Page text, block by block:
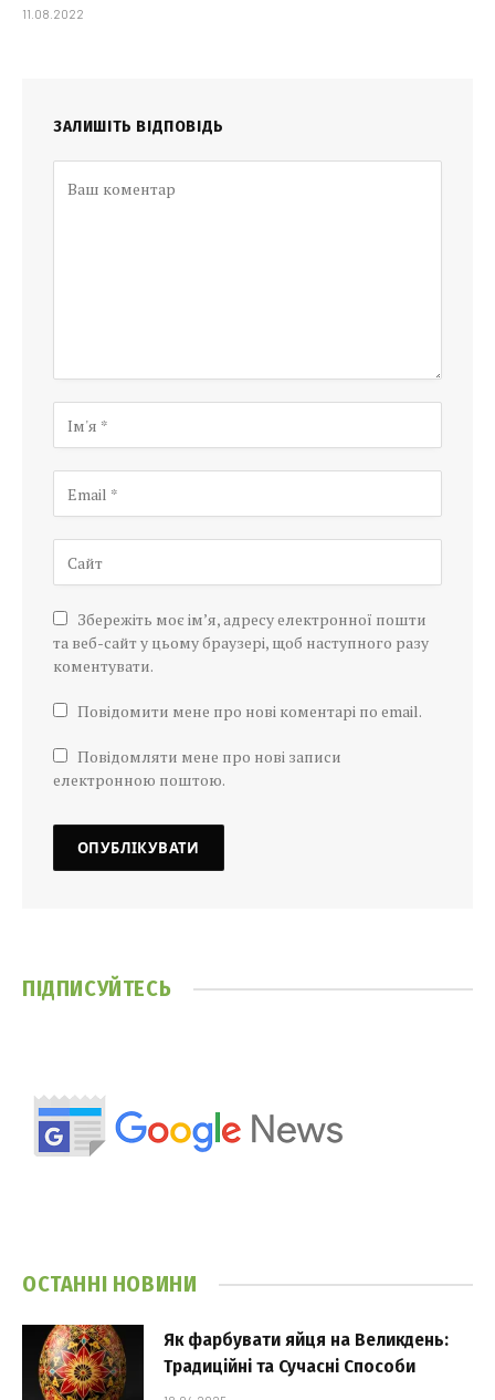
11.08.2022
ЗАЛИШІТЬ ВІДПОВІДЬ
Збережіть моє ім’я, адресу електронної пошти
та веб-сайт у цьому браузері, щоб наступного разу
коментувати.
Повідомити мене про нові коментарі по email.
Повідомляти мене про нові записи
електронною поштою.
ПІДПИСУЙТЕСЬ
ОСТАННІ НОВИНИ
Як фарбувати яйця на Великдень:
Традиційні та Сучасні Способи